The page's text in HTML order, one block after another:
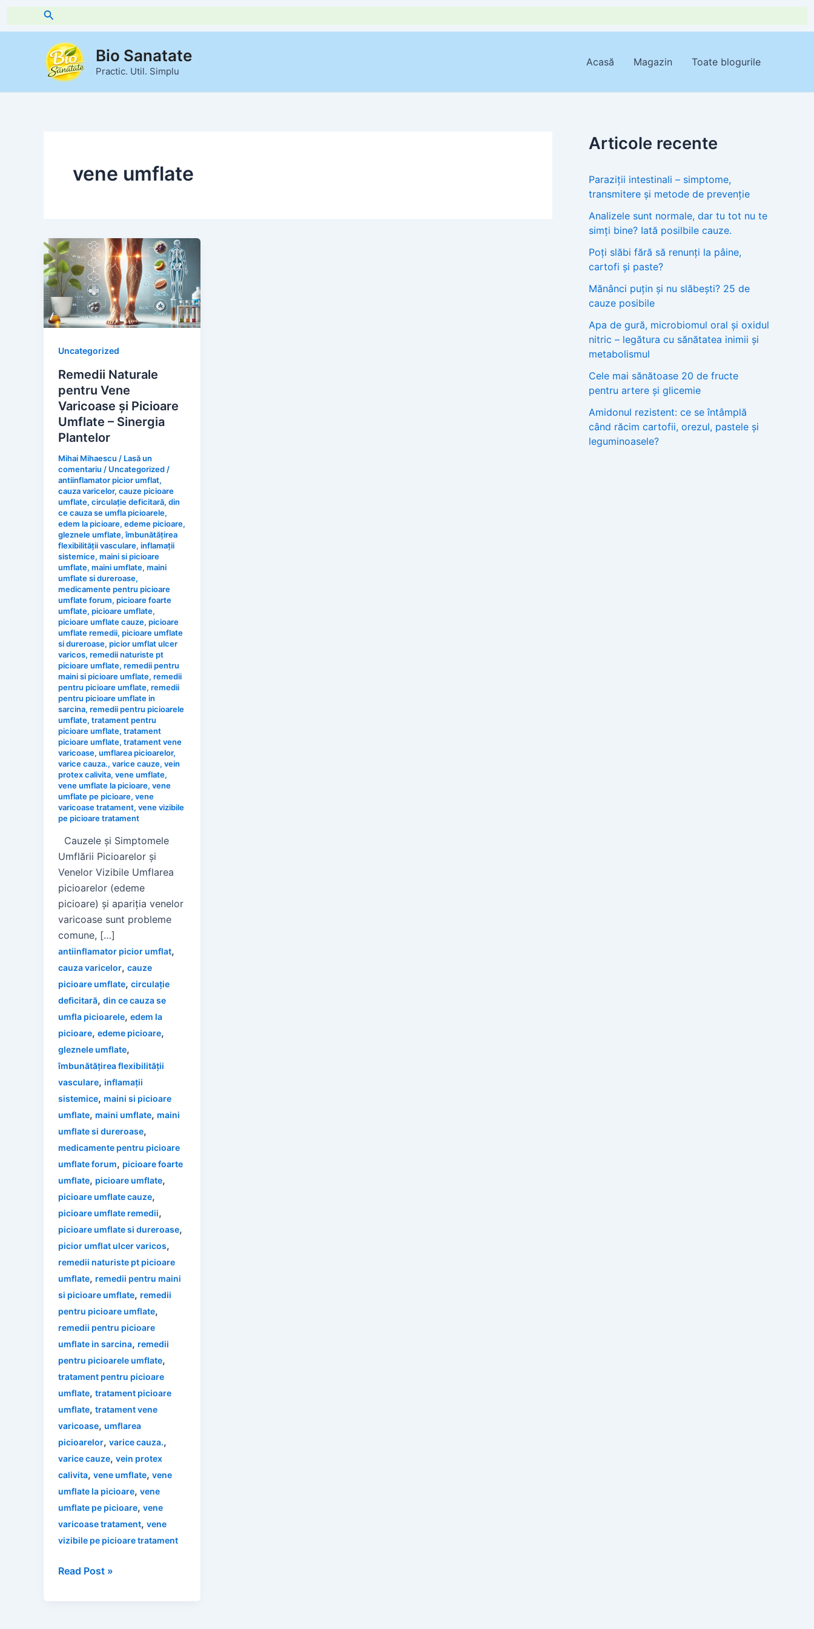
Skip
to
Search
Bio Sanatate
Practic. Util. Simplu
Acasă Magazin Toate blogurile
vene umflate
Uncategorized
Remedii Naturale
pentru Vene
Varicoase și Picioare
Umflate – Sinergia
Plantelor
Mihai Mihaescu / Lasă un
comentariu / Uncategorized /
antiinflamator picior umflat,
cauza varicelor, cauze picioare
umflate, circulație deficitară, din
ce cauza se umfla picioarele,
edem la picioare, edeme picioare,
gleznele umflate,îmbunătățirea
flexibilității vasculare, inflamații
sistemice, maini si picioare
umflate, maini umflate, maini
umflate si dureroase,
medicamente pentru picioare
umflate forum, picioare foarte
umflate, picioare umflate,
picioare umflate cauze, picioare
umflate remedii, picioare umflate
si dureroase, picior umflat ulcer
varicos, remedii naturiste pt
picioare umflate, remedii pentru
maini si picioare umflate, remedii
pentru picioare umflate, remedii
pentru picioare umflate in
sarcina, remedii pentru picioarele
umflate, tratament pentru
picioare umflate, tratament
picioare umflate, tratament vene
varicoase, umflarea picioarelor,
varice cauza., varice cauze, vein
protex calivita, vene umflate,
vene umflate la picioare, vene
umflate pe picioare, vene
varicoase tratament, vene vizibile
pe picioare tratament
Cauzele și Simptomele
Umflării Picioarelor și
Venelor Vizibile Umflarea
picioarelor (edeme
picioare) și apariția venelor
varicoase sunt probleme
comune, […]
antiinflamator picior umflat,
cauza varicelor, cauze
picioare umflate, circulație
deficitară, din ce cauza se
umfla picioarele, edem la
picioare, edeme picioare,
gleznele umflate,
îmbunătățirea flexibilității
vasculare, inflamații
sistemice, maini si picioare
umflate, maini umflate, maini
umflate si dureroase,
medicamente pentru picioare
umflate forum, picioare foarte
umflate, picioare umflate,
picioare umflate cauze,
picioare umflate remedii,
picioare umflate si dureroase,
picior umflat ulcer varicos,
remedii naturiste pt picioare
umflate, remedii pentru maini
si picioare umflate, remedii
pentru picioare umflate,
remedii pentru picioare
umflate in sarcina, remedii
pentru picioarele umflate,
tratament pentru picioare
umflate, tratament picioare
umflate, tratament vene
varicoase, umflarea
picioarelor, varice cauza.,
varice cauze, vein protex
calivita, vene umflate, vene
umflate la picioare, vene
umflate pe picioare, vene
varicoase tratament, vene
vizibile pe picioare tratament
Remedii
Read Post »
Articole recente
Paraziții intestinali – simptome,
transmitere și metode de prevenție
Analizele sunt normale, dar tu tot nu te
simți bine? Iată posilbile cauze.
Poți slăbi fără să renunți la pâine,
cartofi și paste?
Mănânci puțin și nu slăbești? 25 de
cauze posibile
Apa de gură, microbiomul oral și oxidul
nitric – legătura cu sănătatea inimii și
metabolismul
Cele mai sănătoase 20 de fructe
pentru artere și glicemie
Amidonul rezistent: ce se întâmplă
când răcim cartofii, orezul, pastele și
leguminoasele?